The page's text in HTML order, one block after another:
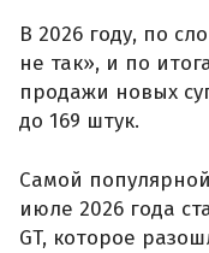
В 2026 году, по
не так», и по
продажи новых
до 169 штук.
Самой
июле 2026 года
GT, которое